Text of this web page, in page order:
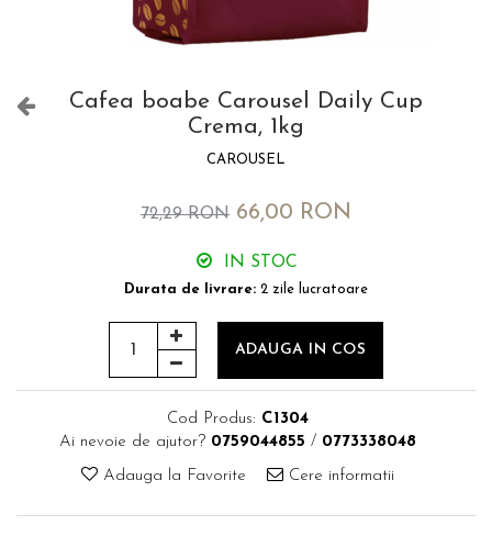
Cafea boabe Carousel Daily Cup
Crema, 1kg
CAROUSEL
72,29 RON 66,00 RON
IN STOC
Durata de livrare: 2 zile lucratoare
ADAUGA IN COS
Cod Produs: C1304
Ai nevoie de ajutor? 0759044855 / 0773338048
Adauga la Favorite Cere informatii